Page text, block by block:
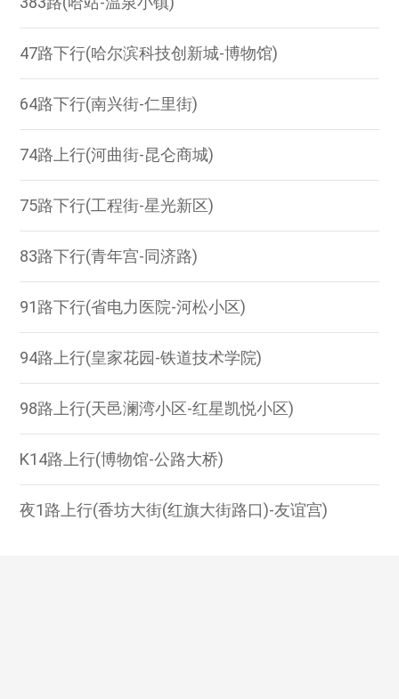
47路下行(哈尔滨科技创新城-博物馆)
64路下行(南兴街-仁里街)
74路上行(河曲街-昆仑商城)
75路下行(工程街-星光新区)
83路下行(青年宫-同济路)
91路下行(省电力医院-河松小区)
94路上行(皇家花园-铁道技术学院)
98路上行(天邑澜湾小区-红星凯悦小区)
K14路上行(博物馆-公路大桥)
夜1路上行(香坊大街(红旗大街路口)-友谊宫)